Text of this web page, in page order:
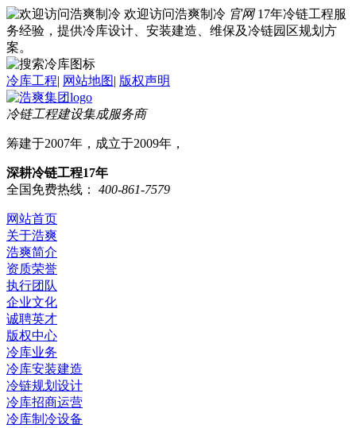
欢迎访问浩爽制冷 官网 17年冷链工程服
务经验，提供冷库设计、安装建造、维保及冷链园区规划方
案。
冷库工程| 网站地图| 版权声明
冷链工程建设集成服务商
筹建于2007年，成立于2009年，
深耕冷链工程17年
全国免费热线：
400-861-7579
网站首页
关于浩爽
浩爽简介
资质荣誉
执行团队
企业文化
诚聘英才
版权中心
冷库业务
冷库安装建造
冷链规划设计
冷库招商运营
冷库制冷设备